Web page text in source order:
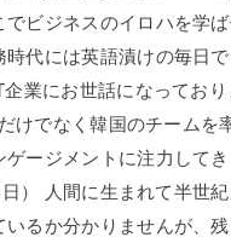
ビジネスのイロハを学
時代には英語漬けの毎日
業にお世話になっており
けでなく韓国のチームを
ージメントに注力して
） 人間に生まれて半世
いるか分かりませんが、